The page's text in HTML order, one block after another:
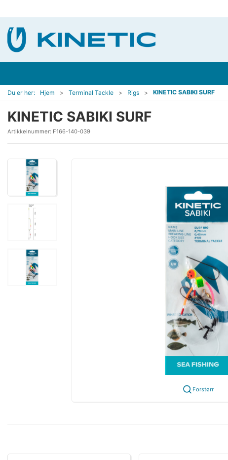
Du er her: Hjem Terminal Tackle Rigs KINETIC SABIKI SURF
KINETIC SABIKI SURF
Artikkelnummer: F166-140-039
Forstørr